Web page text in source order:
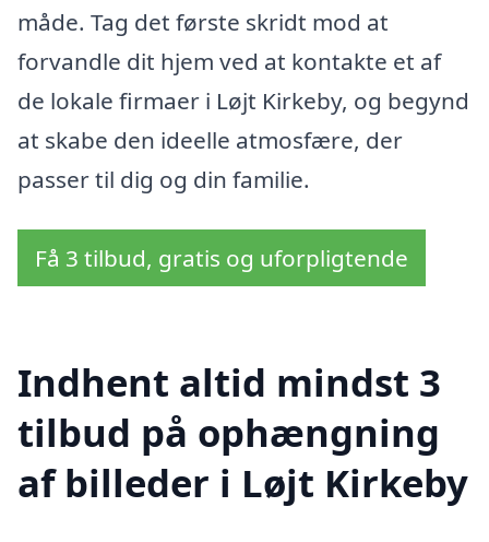
måde. Tag det første skridt mod at
forvandle dit hjem ved at kontakte et af
de lokale firmaer i Løjt Kirkeby, og begynd
at skabe den ideelle atmosfære, der
passer til dig og din familie.
Få 3 tilbud, gratis og uforpligtende
Indhent altid mindst 3
tilbud på ophængning
af billeder i Løjt Kirkeby